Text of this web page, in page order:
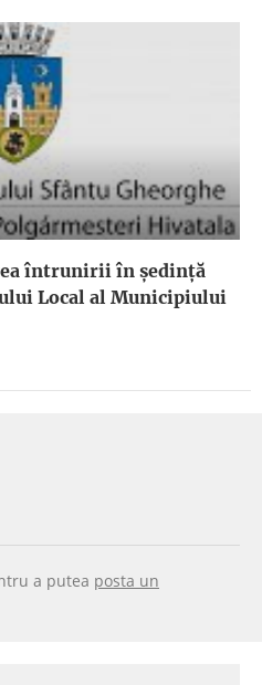
întrunirii în şedinţă
Local al Municipiului
a putea posta un